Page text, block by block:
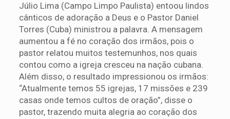
Júlio Lima (Campo Limpo Paulista) entoou lindos
cânticos de adoração a Deus e o Pastor Daniel
Torres (Cuba) ministrou a palavra. A mensagem
aumentou a fé no coração dos irmãos, pois o
pastor relatou muitos testemunhos, nos quais
contou como a igreja cresceu na nação cubana.
Além disso, o resultado impressionou os irmãos:
“Atualmente temos 55 igrejas, 17 missões e 239
casas onde temos cultos de oração”, disse o
pastor, trazendo muita alegria ao coração dos